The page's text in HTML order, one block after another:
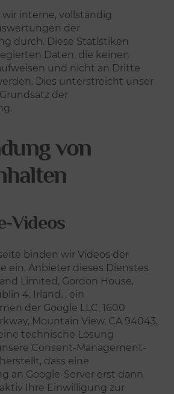
interne, vollständig
der
durch. Diese Statistiken
Daten, die keinen
und nicht an Dritte
Dies unterstreicht unser
der
von
Videos
binden wir Videos der
ein. Anbieter dieses Dienstes
Limited, Gordon House,
4, Irland. , ein
der Google LLC, 1600
Mountain View, CA 94043,
technische Lösung
Consent-Management-
dass eine
an Google-Server erst dann
Ihre Einwilligung zur